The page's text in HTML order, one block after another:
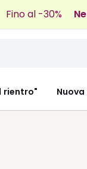
Fino al -30%
rientro"